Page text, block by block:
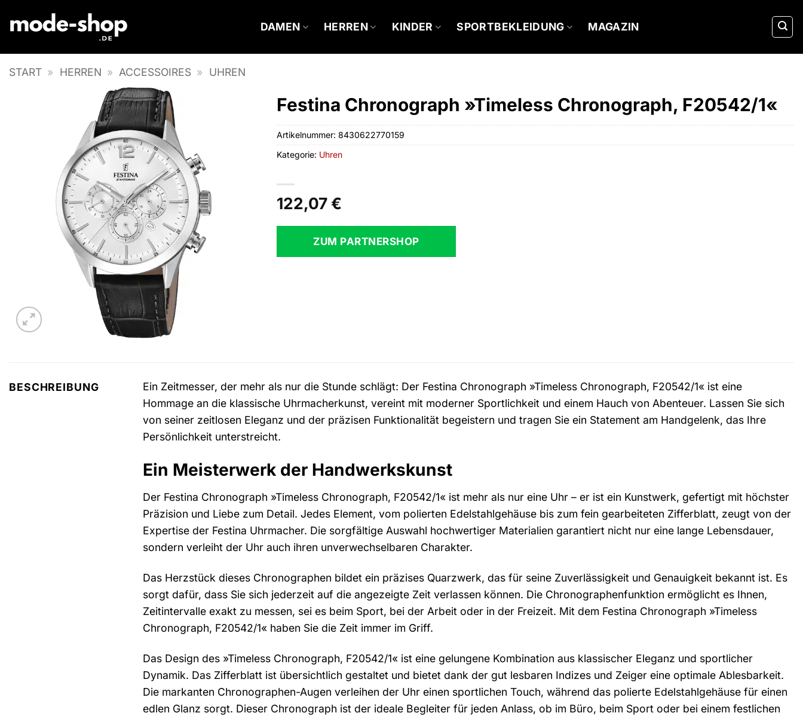
Inhalt
DAMEN HERREN KINDER SPORTBEKLEIDUNG MAGAZIN
START » HERREN » ACCESSOIRES » UHREN
Festina Chronograph »Timeless Chronograph, F20542/1«
122,07 €
ZUM PARTNERSHOP
Artikelnummer: 8430622770159
Kategorie: Uhren
BESCHREIBUNG
Ein Zeitmesser, der mehr als nur die Stunde schlägt: Der Festina Chronograph »Timeless Chronograph, F20542/1« ist eine
Hommage an die klassische Uhrmacherkunst, vereint mit moderner Sportlichkeit und einem Hauch von Abenteuer. Lassen Sie sich
von seiner zeitlosen Eleganz und der präzisen Funktionalität begeistern und tragen Sie ein Statement am Handgelenk, das Ihre
Persönlichkeit unterstreicht.
Ein Meisterwerk der Handwerkskunst
Der Festina Chronograph »Timeless Chronograph, F20542/1« ist mehr als nur eine Uhr – er ist ein Kunstwerk, gefertigt mit höchster
Präzision und Liebe zum Detail. Jedes Element, vom polierten Edelstahlgehäuse bis zum fein gearbeiteten Zifferblatt, zeugt von der
Expertise der Festina Uhrmacher. Die sorgfältige Auswahl hochwertiger Materialien garantiert nicht nur eine lange Lebensdauer,
sondern verleiht der Uhr auch ihren unverwechselbaren Charakter.
Das Herzstück dieses Chronographen bildet ein präzises Quarzwerk, das für seine Zuverlässigkeit und Genauigkeit bekannt ist. Es
sorgt dafür, dass Sie sich jederzeit auf die angezeigte Zeit verlassen können. Die Chronographenfunktion ermöglicht es Ihnen,
Zeitintervalle exakt zu messen, sei es beim Sport, bei der Arbeit oder in der Freizeit. Mit dem Festina Chronograph »Timeless
Chronograph, F20542/1« haben Sie die Zeit immer im Griff.
Das Design des »Timeless Chronograph, F20542/1« ist eine gelungene Kombination aus klassischer Eleganz und sportlicher
Dynamik. Das Zifferblatt ist übersichtlich gestaltet und bietet dank der gut lesbaren Indizes und Zeiger eine optimale Ablesbarkeit.
Die markanten Chronographen-Augen verleihen der Uhr einen sportlichen Touch, während das polierte Edelstahlgehäuse für einen
edlen Glanz sorgt. Dieser Chronograph ist der ideale Begleiter für jeden Anlass, ob im Büro, beim Sport oder bei einem festlichen